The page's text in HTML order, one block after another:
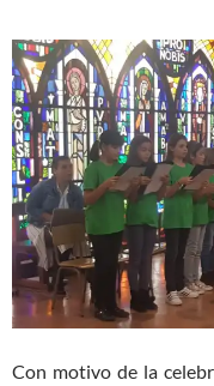
Con motivo de la